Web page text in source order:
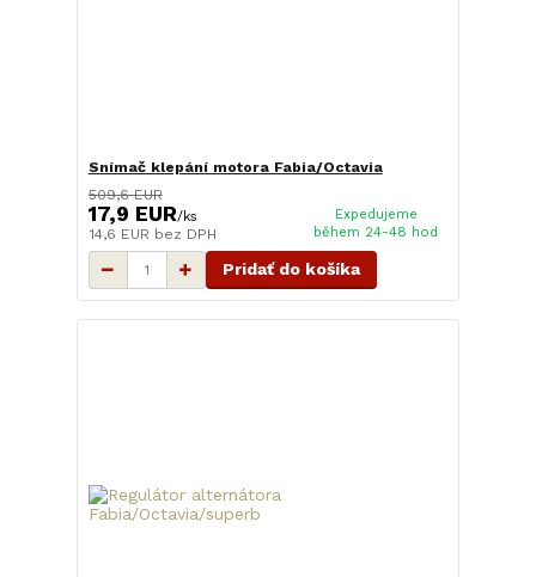
Snímač klepání motora Fabia/Octavia
509,6 EUR
17,9 EUR/ks
14,6 EUR bez DPH
Expedujeme
během 24-48 hod
Pridať do košíka